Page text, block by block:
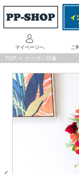
マイページへ ご
TOP > クーポン対象